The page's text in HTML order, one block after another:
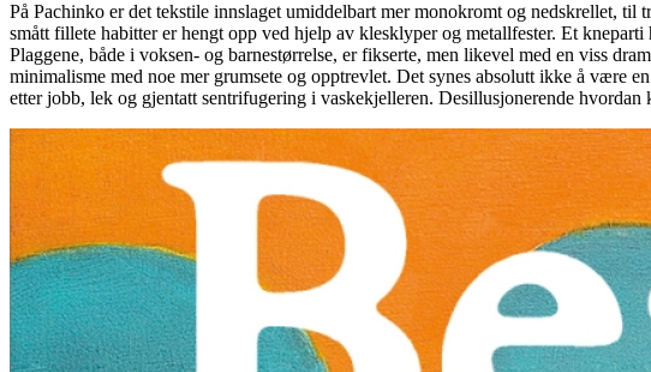
På Pachinko er det tekstile innslaget umiddelbart mer monokromt og nedskrellet, til
smått fillete habitter er hengt opp ved hjelp av klesklyper og metallfester. Et
Plaggene, både i voksen- og barnestørrelse, er fikserte, men likevel med en viss
minimalisme med noe mer grumsete og opptrevlet. Det synes absolutt ikke å være
etter jobb, lek og gjentatt sentrifugering i vaskekjelleren. Desillusjonerende